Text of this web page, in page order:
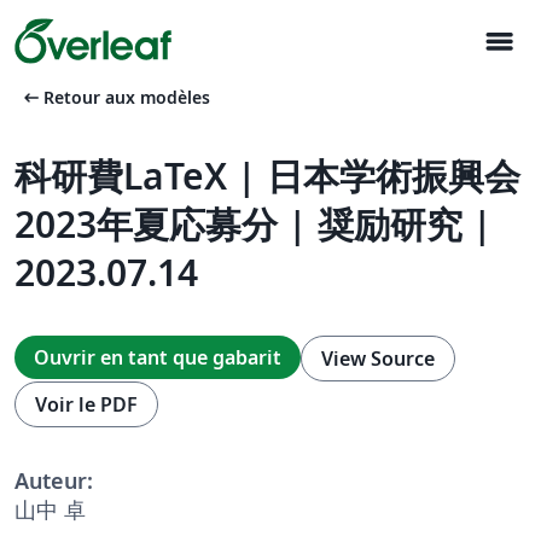
menu
arrow_left_alt Retour aux modèles
科研費LaTeX | 日本学術振興会
2023年夏応募分 | 奨励研究 |
2023.07.14
Ouvrir en tant que gabarit
View Source
Voir le PDF
Auteur:
山中 卓